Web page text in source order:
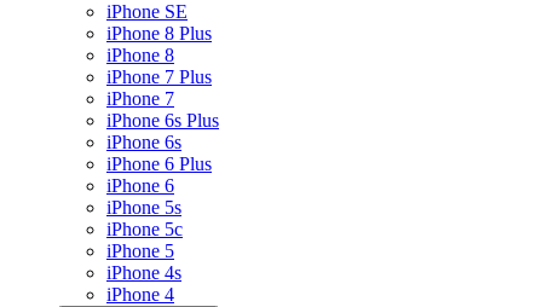
iPhone SE
iPhone 8 Plus
iPhone 8
iPhone 7 Plus
iPhone 7
iPhone 6s Plus
iPhone 6s
iPhone 6 Plus
iPhone 6
iPhone 5s
iPhone 5c
iPhone 5
iPhone 4s
iPhone 4